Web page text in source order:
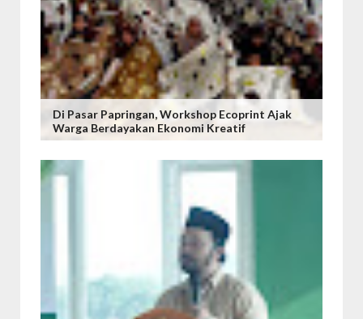
Di Pasar Papringan, Workshop Ecoprint Ajak
Warga Berdayakan Ekonomi Kreatif